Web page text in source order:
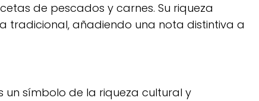
de pescados y carnes. Su riqueza
añadiendo una nota distintiva a
un símbolo de la riqueza cultural y